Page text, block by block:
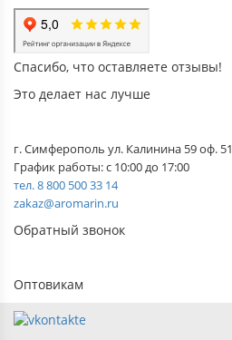
Спасибо, что оставляете отзывы!
Это делает нас лучше
г. Симферополь ул. Калинина 59 оф. 51
График работы: с 10:00 до 17:00
тел. 8 800 500 33 14
zakaz@aromarin.ru
Обратный звонок
Оптовикам